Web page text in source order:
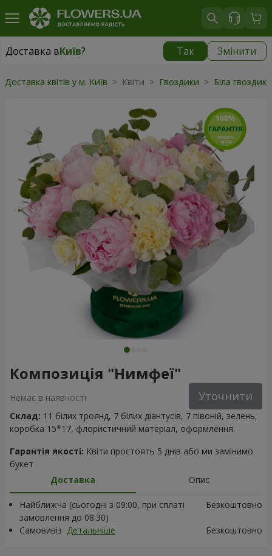
Доставка вКиїв? Так Змінити
Доставка вКиїв
Доставка квітів у м. Київ > Квіти > Гвоздики > Біла
Композиція "Нимфеї"
Немає в наявності Уточнити
Склад: 11 білих троянд, 7 білих діантусів, 7 півоній, зелень,
коробка 15*17, флористичний матеріал, оформлення.
Гарантія якості: Квіти простоять 5 днів або ми замінимо
букет
Доставка
Опис
Найближча (сьогодні з 09:00, при сплаті
замовлення до 08:30)
Безкоштовно
Самовивіз Детальніше Безкоштовно